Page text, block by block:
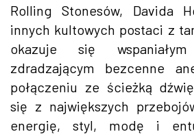
Rolling Stonesów, Davida
innych kultowych postaci z
okazuje się wspaniałym
zdradzającym bezcenne
połączeniu ze ścieżką
się z największych
energię, styl, modę i